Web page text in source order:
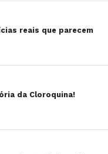
reais que parecem
da Cloroquina!